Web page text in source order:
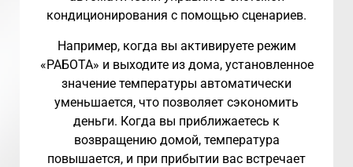
кондиционирования с помощью сценариев.
Например, когда вы активируете режим
«РАБОТА» и выходите из дома, установленное
значение температуры автоматически
уменьшается, что позволяет сэкономить
деньги. Когда вы приближаетесь к
возвращению домой, температура
повышается, и при прибытии вас встречает